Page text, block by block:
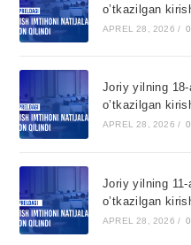
o’tkazilgan
APREL 28, 2026 /
Joriy yilning
o’tkazilgan
APREL 28, 2026 /
Joriy yilning
o’tkazilgan
APREL 28, 2026 /